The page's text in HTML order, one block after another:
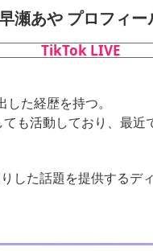
瀬あや プロフィー
TikTok LIVE
た経歴を持つ。
も活動しており、最
した話題を提供するデ